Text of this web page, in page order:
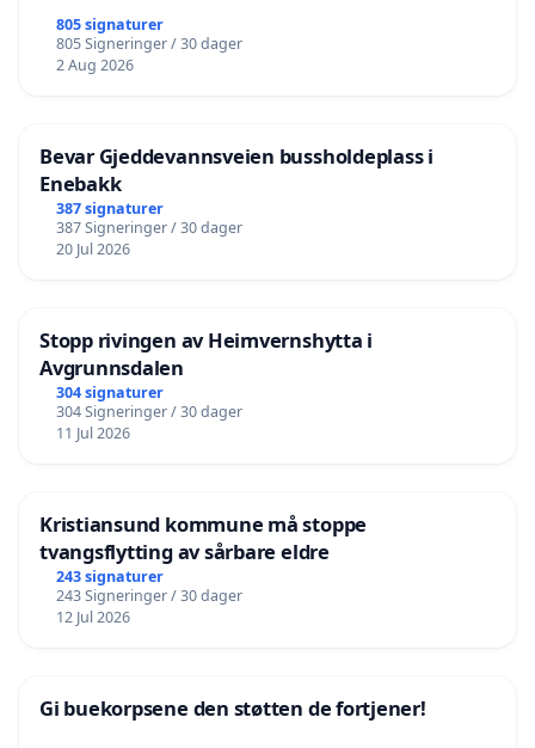
805 signaturer
805 Signeringer / 30 dager
2 Aug 2026
Bevar Gjeddevannsveien bussholdeplass i
Enebakk
387 signaturer
387 Signeringer / 30 dager
20 Jul 2026
Stopp rivingen av Heimvernshytta i
Avgrunnsdalen
304 signaturer
304 Signeringer / 30 dager
11 Jul 2026
Kristiansund kommune må stoppe
tvangsflytting av sårbare eldre
243 signaturer
243 Signeringer / 30 dager
12 Jul 2026
Gi buekorpsene den støtten de fortjener!